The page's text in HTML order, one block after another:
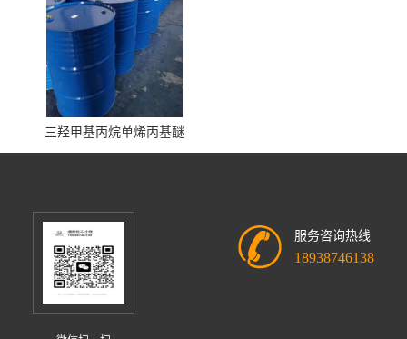
三羟甲基丙烷单烯丙基醚
服务咨询热线
18938746138